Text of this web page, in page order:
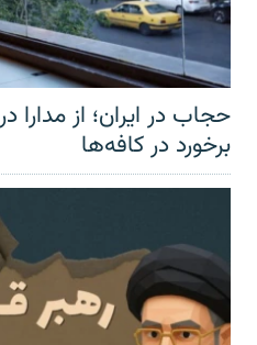
حجاب در ایران؛ از
برخورد در کافه‌ها